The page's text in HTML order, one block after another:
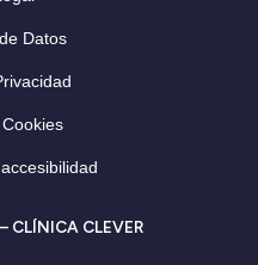
Datos
CLÍNICA CLEVER